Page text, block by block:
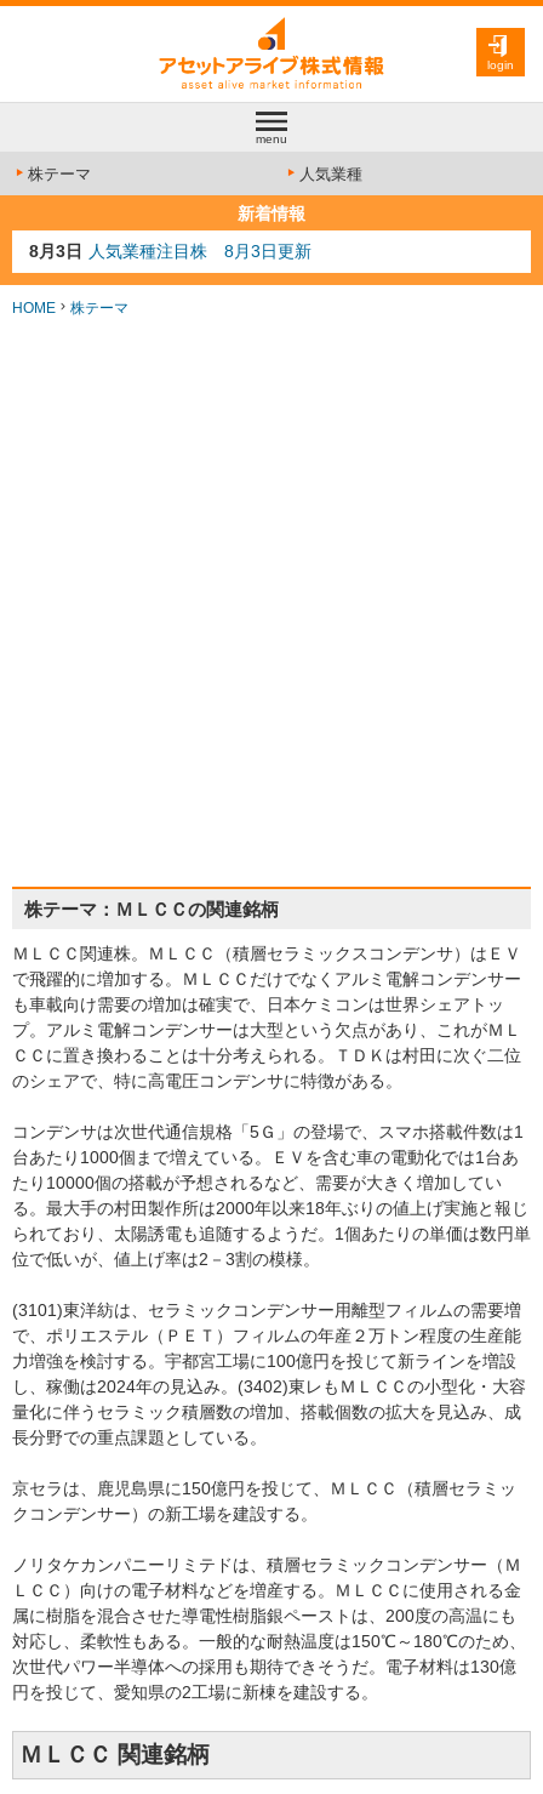
login
menu
株テーマ 人気業種
新着情報
8月3日
人気業種注目株 8月3日更新
8月2日 金融注目株 8月2日更新
7月29日 日経225シグナル点灯
HOME 株テーマ
株テーマ：ＭＬＣＣの関連銘柄
ＭＬＣＣ関連株。ＭＬＣＣ（積層セラミックスコンデンサ）はＥＶ
で飛躍的に増加する。ＭＬＣＣだけでなくアルミ電解コンデンサー
も車載向け需要の増加は確実で、日本ケミコンは世界シェアトッ
プ。アルミ電解コンデンサーは大型という欠点があり、これがＭＬ
ＣＣに置き換わることは十分考えられる。ＴＤＫは村田に次ぐ二位
のシェアで、特に高電圧コンデンサに特徴がある。
コンデンサは次世代通信規格「5Ｇ」の登場で、スマホ搭載件数は1
台あたり1000個まで増えている。ＥＶを含む車の電動化では1台あ
たり10000個の搭載が予想されるなど、需要が大きく増加してい
る。最大手の村田製作所は2000年以来18年ぶりの値上げ実施と報じ
られており、太陽誘電も追随するようだ。1個あたりの単価は数円単
位で低いが、値上げ率は2－3割の模様。
(3101)東洋紡は、セラミックコンデンサー用離型フィルムの需要増
で、ポリエステル（ＰＥＴ）フィルムの年産２万トン程度の生産能
力増強を検討する。宇都宮工場に100億円を投じて新ラインを増設
し、稼働は2024年の見込み。(3402)東レもＭＬＣＣの小型化・大容
量化に伴うセラミック積層数の増加、搭載個数の拡大を見込み、成
長分野での重点課題としている。
京セラは、鹿児島県に150億円を投じて、ＭＬＣＣ（積層セラミッ
クコンデンサー）の新工場を建設する。
ノリタケカンパニーリミテドは、積層セラミックコンデンサー（Ｍ
ＬＣＣ）向けの電子材料などを増産する。ＭＬＣＣに使用される金
属に樹脂を混合させた導電性樹脂銀ペーストは、200度の高温にも
対応し、柔軟性もある。一般的な耐熱温度は150℃～180℃のため、
次世代パワー半導体への採用も期待できそうだ。電子材料は130億
円を投じて、愛知県の2工場に新棟を建設する。
ＭＬＣＣ 関連銘柄